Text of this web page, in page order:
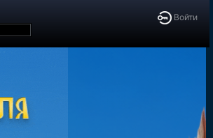
Войти